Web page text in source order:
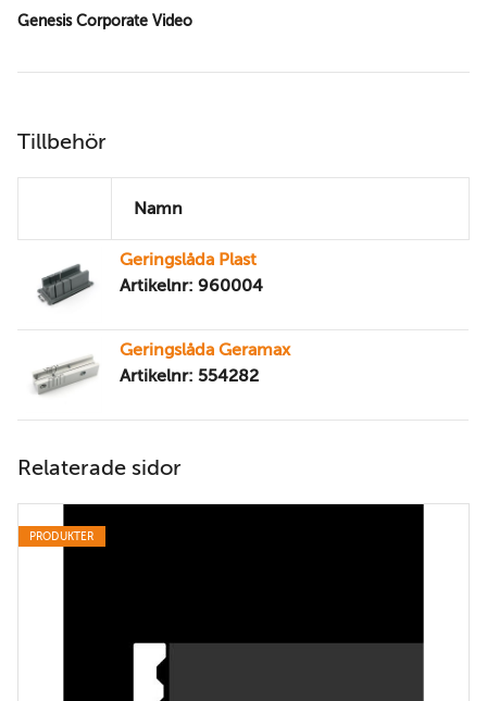
Genesis Corporate Video
Tillbehör
Namn
Geringslåda Plast
Artikelnr: 960004
Geringslåda Geramax
Artikelnr: 554282
Relaterade sidor
PRODUKTER